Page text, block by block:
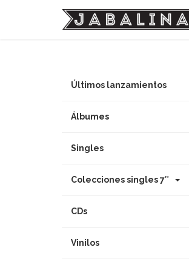
Últimos lanzamientos
Álbumes
Singles
Colecciones singles 7″
CDs
Vinilos